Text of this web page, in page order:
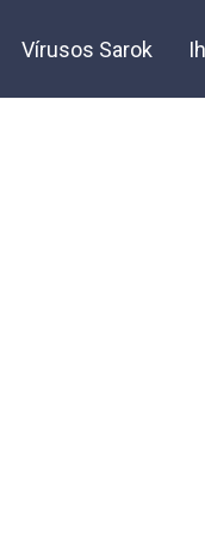
Vírusos Sarok